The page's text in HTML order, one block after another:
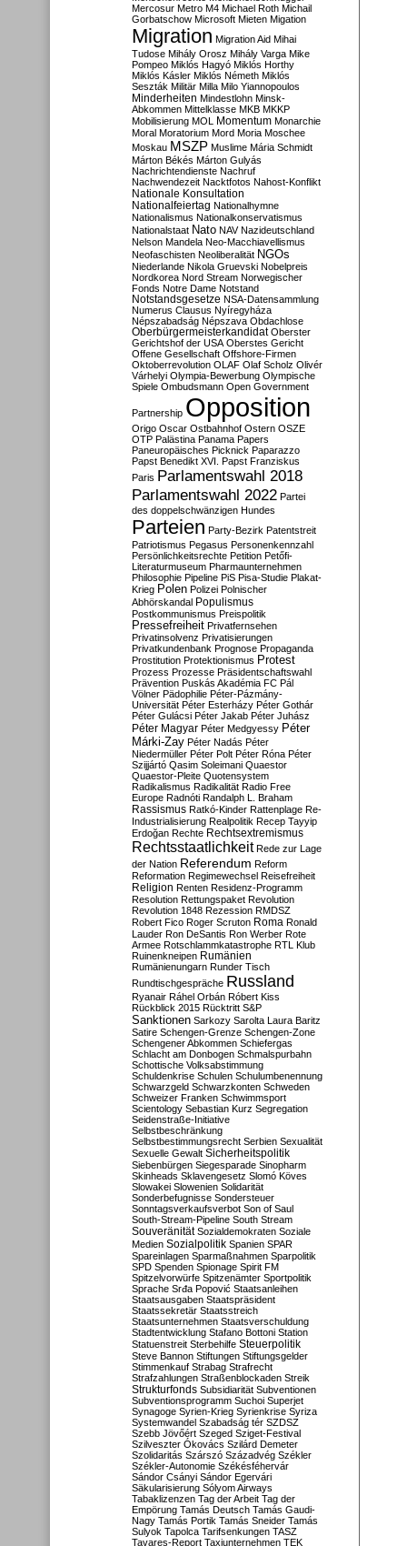
Mercosur Metro M4 Michael Roth Michail
Gorbatschow Microsoft Mieten Migation
Migration Migration Aid Mihai
Tudose Mihály Orosz Mihály Varga Mike
Pompeo Miklós Hagyó Miklós Horthy
Miklós Kásler Miklós Németh Miklós
Seszták Militär Milla Milo Yiannopoulos
Minderheiten Mindestlohn Minsk-
Abkommen Mittelklasse MKB MKKP
Mobilisierung MOL Momentum Monarchie
Moral Moratorium Mord Moria Moschee
Moskau MSZP Muslime Mária Schmidt
Márton Békés Márton Gulyás
Nachrichtendienste Nachruf
Nachwendezeit Nacktfotos Nahost-Konflikt
Nationale Konsultation
Nationalfeiertag Nationalhymne
Nationalismus Nationalkonservatismus
Nationalstaat Nato NAV Nazideutschland
Nelson Mandela Neo-Macchiavellismus
Neofaschisten Neoliberalität NGOs
Niederlande Nikola Gruevski Nobelpreis
Nordkorea Nord Stream Norwegischer
Fonds Notre Dame Notstand
Notstandsgesetze NSA-Datensammlung
Numerus Clausus Nyíregyháza
Népszabadság Népszava Obdachlose
Oberbürgermeisterkandidat Oberster
Gerichtshof der USA Oberstes Gericht
Offene Gesellschaft Offshore-Firmen
Oktoberrevolution OLAF Olaf Scholz Olivér
Várhelyi Olympia-Bewerbung Olympische
Spiele Ombudsmann Open Government
Partnership Opposition
Origo Oscar Ostbahnhof Ostern OSZE
OTP Palästina Panama Papers
Paneuropäisches Picknick Paparazzo
Papst Benedikt XVI. Papst Franziskus
Paris Parlamentswahl 2018
Parlamentswahl 2022 Partei
des doppelschwänzigen Hundes
Parteien Party-Bezirk Patentstreit
Patriotismus Pegasus Personenkennzahl
Persönlichkeitsrechte Petition Petőfi-
Literaturmuseum Pharmaunternehmen
Philosophie Pipeline PiS Pisa-Studie Plakat-
Krieg Polen Polizei Polnischer
Abhörskandal Populismus
Postkommunismus Preispolitik
Pressefreiheit Privatfernsehen
Privatinsolvenz Privatisierungen
Privatkundenbank Prognose Propaganda
Prostitution Protektionismus Protest
Prozess Prozesse Präsidentschaftswahl
Prävention Puskás Akadémia FC Pál
Völner Pädophilie Péter-Pázmány-
Universität Péter Esterházy Péter Gothár
Péter Gulácsi Péter Jakab Péter Juhász
Péter Magyar Péter Medgyessy Péter
Márki-Zay Péter Nadás Péter
Niedermüller Péter Polt Péter Róna Péter
Szijjártó Qasim Soleimani Quaestor
Quaestor-Pleite Quotensystem
Radikalismus Radikalität Radio Free
Europe Radnóti Randalph L. Braham
Rassismus Ratkó-Kinder Rattenplage Re-
Industrialisierung Realpolitik Recep Tayyip
Erdoğan Rechte Rechtsextremismus
Rechtsstaatlichkeit Rede zur Lage
der Nation Referendum Reform
Reformation Regimewechsel Reisefreiheit
Religion Renten Residenz-Programm
Resolution Rettungspaket Revolution
Revolution 1848 Rezession RMDSZ
Robert Fico Roger Scruton Roma Ronald
Lauder Ron DeSantis Ron Werber Rote
Armee Rotschlammkatastrophe RTL Klub
Ruinenkneipen Rumänien
Rumänienungarn Runder Tisch
Rundtischgespräche Russland
Ryanair Ráhel Orbán Róbert Kiss
Rückblick 2015 Rücktritt S&P
Sanktionen Sarkozy Sarolta Laura Baritz
Satire Schengen-Grenze Schengen-Zone
Schengener Abkommen Schiefergas
Schlacht am Donbogen Schmalspurbahn
Schottische Volksabstimmung
Schuldenkrise Schulen Schulumbenennung
Schwarzgeld Schwarzkonten Schweden
Schweizer Franken Schwimmsport
Scientology Sebastian Kurz Segregation
Seidenstraße-Initiative
Selbstbeschränkung
Selbstbestimmungsrecht Serbien Sexualität
Sexuelle Gewalt Sicherheitspolitik
Siebenbürgen Siegesparade Sinopharm
Skinheads Sklavengesetz Slomó Köves
Slowakei Slowenien Solidarität
Sonderbefugnisse Sondersteuer
Sonntagsverkaufsverbot Son of Saul
South-Stream-Pipeline South Stream
Souveränität Sozialdemokraten Soziale
Medien Sozialpolitik Spanien SPAR
Spareinlagen Sparmaßnahmen Sparpolitik
SPD Spenden Spionage Spirit FM
Spitzelvorwürfe Spitzenämter Sportpolitik
Sprache Srđa Popović Staatsanleihen
Staatsausgaben Staatspräsident
Staatssekretär Staatsstreich
Staatsunternehmen Staatsverschuldung
Stadtentwicklung Stafano Bottoni Station
Statuenstreit Sterbehilfe Steuerpolitik
Steve Bannon Stiftungen Stiftungsgelder
Stimmenkauf Strabag Strafrecht
Strafzahlungen Straßenblockaden Streik
Strukturfonds Subsidiarität Subventionen
Subventionsprogramm Suchoi Superjet
Synagoge Syrien-Krieg Syrienkrise Syriza
Systemwandel Szabadság tér SZDSZ
Szebb Jövőért Szeged Sziget-Festival
Szilveszter Ókovács Szilárd Demeter
Szolidaritás Szárszó Századvég Székler
Székler-Autonomie Székésféhervár
Sándor Csányi Sándor Egervári
Säkularisierung Sólyom Airways
Tabaklizenzen Tag der Arbeit Tag der
Empörung Tamás Deutsch Tamás Gaudi-
Nagy Tamás Portik Tamás Sneider Tamás
Sulyok Tapolca Tarifsenkungen TASZ
Tavares-Report Taxiunternehmen TEK